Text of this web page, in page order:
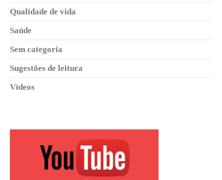
Qualidade de vida
Saúde
Sem categoria
Sugestões de leitura
Vídeos